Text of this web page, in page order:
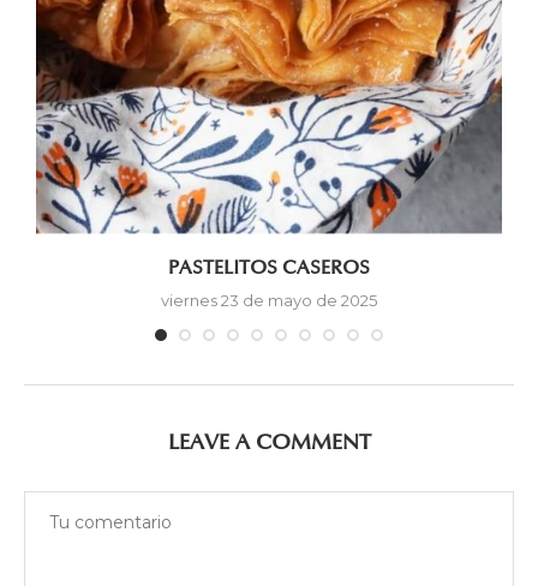
PASTELITOS CASEROS
viernes 23 de mayo de 2025
LEAVE A COMMENT